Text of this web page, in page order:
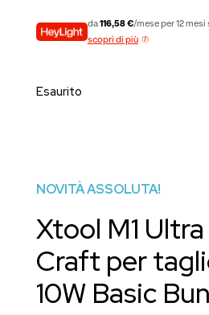
da116,58 €/mese per 12 mesi
scopri di più
Esaurito
NOVITÀ ASSOLUTA!
Xtool M1
Craft per
10W Basic